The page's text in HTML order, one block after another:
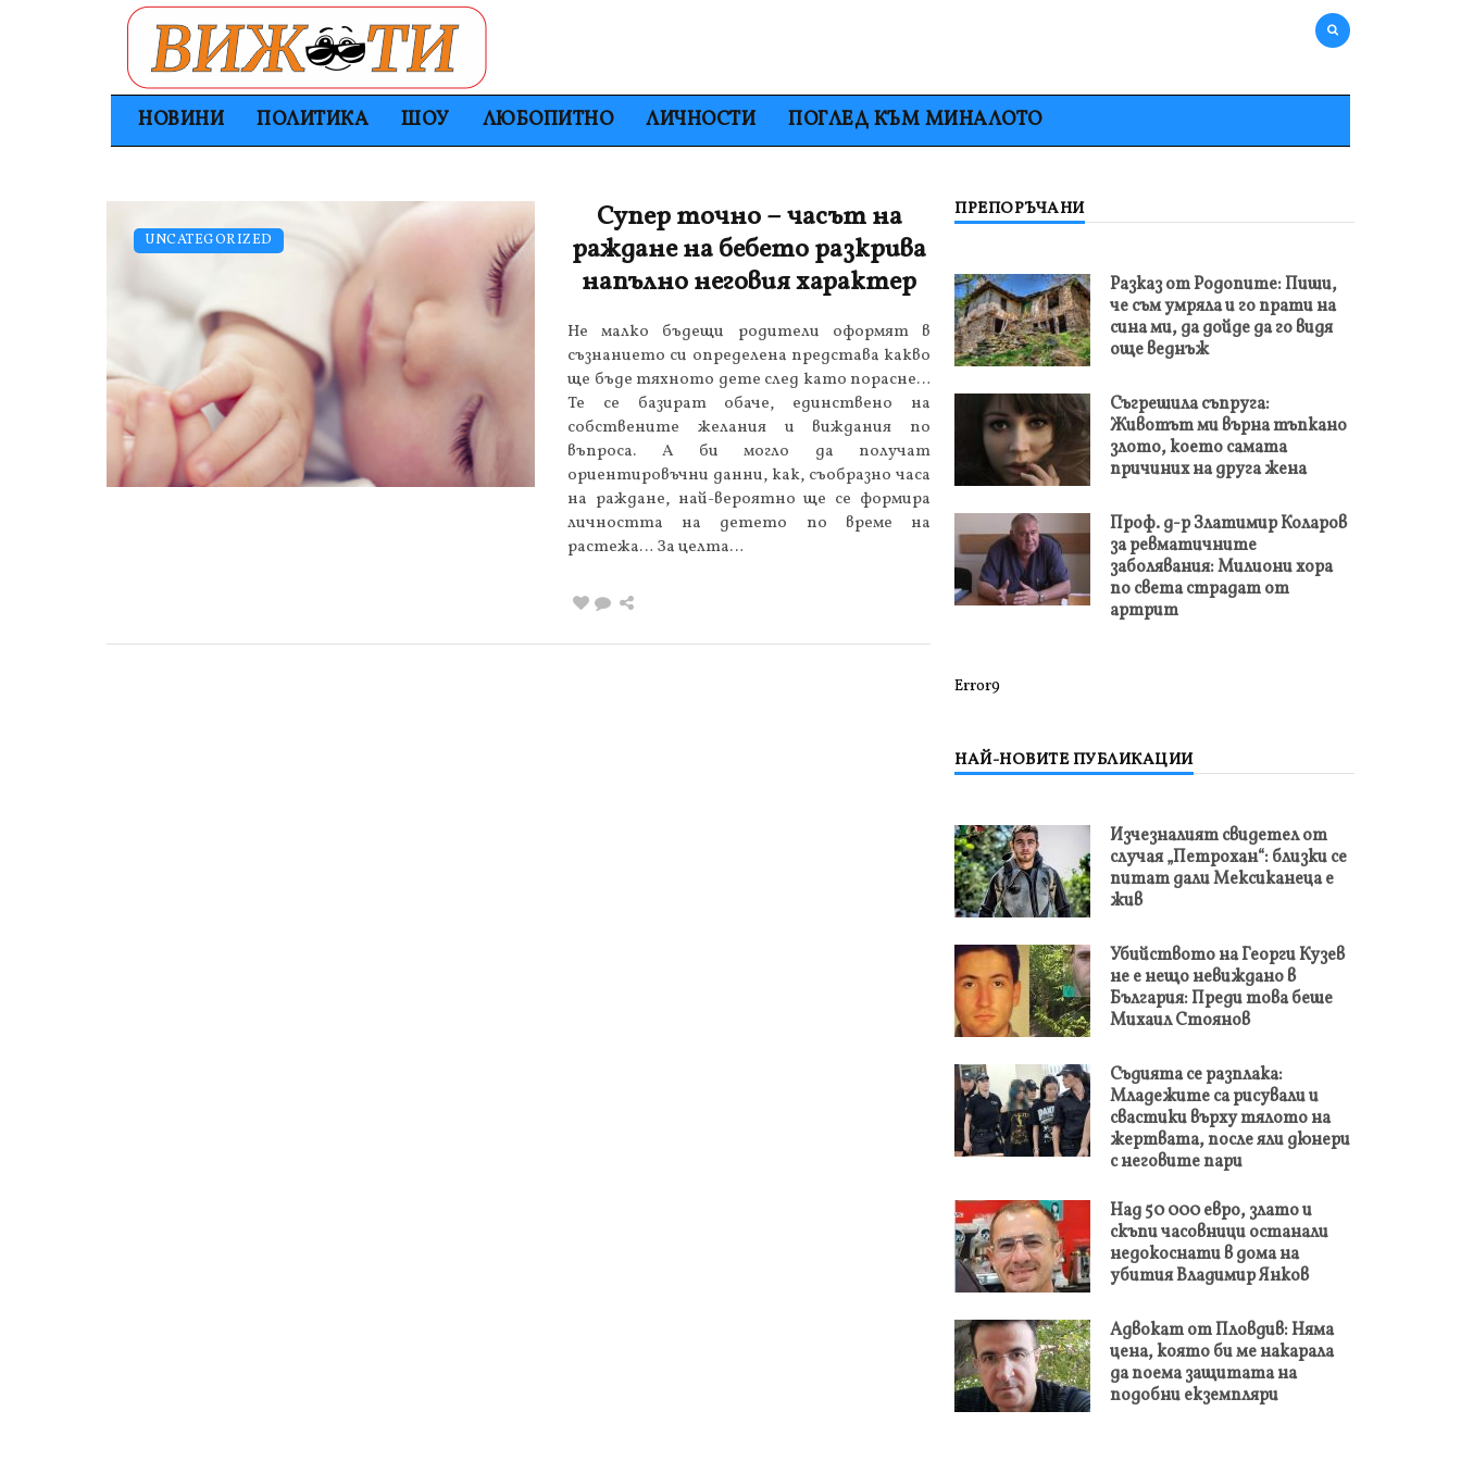
НОВИНИ ПОЛИТИКА ШОУ ЛЮБОПИТНО ЛИЧНОСТИ ПОГЛЕД КЪМ МИНАЛОТО
UNCATEGORIZED
Супер точно – часът на
раждане на бебето разкрива
напълно неговия характер
Не малко бъдещи родители оформят в
съзнанието си определена представа какво
ще бъде тяхното дете след като порасне…
Те се базират обаче, единствено на
собствените желания и виждания по
въпроса. А би могло да получат
ориентировъчни данни, как, съобразно часа
на раждане, най-вероятно ще се формира
личността на детето по време на
растежа… За целта…
ПРЕПОРЪЧАНИ
Разказ от Родопите: Пиши,
че съм умряла и го прати на
сина ми, да дойде да го видя
още веднъж
Съгрешила съпруга:
Животът ми върна тъпкано
злото, което самата
причиних на друга жена
Проф. д-р Златимир Коларов
за ревматичните
заболявания: Милиони хора
по света страдат от
артрит
Error9
НАЙ-НОВИТЕ ПУБЛИКАЦИИ
Изчезналият свидетел от
случая „Петрохан“: близки се
питат дали Мексиканеца е
жив
Убийството на Георги Кузев
не е нещо невиждано в
България: Преди това беше
Михаил Стоянов
Съдията се разплака:
Младежите са рисували и
свастики върху тялото на
жертвата, после яли дюнери
с неговите пари
Над 50 000 евро, злато и
скъпи часовници останали
недокоснати в дома на
убития Владимир Янков
Адвокат от Пловдив: Няма
цена, която би ме накарала
да поема защитата на
подобни екземпляри